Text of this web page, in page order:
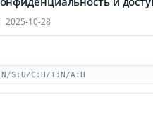
2025-10-28
S:U/C:H/I:N/A:H